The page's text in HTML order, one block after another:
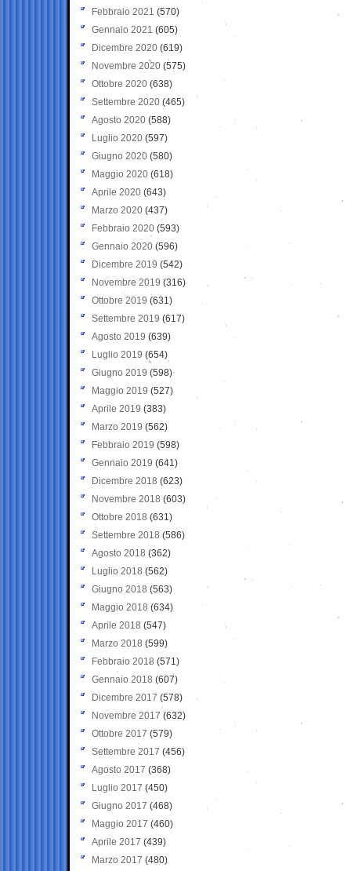
Febbraio 2021 (570)
Gennaio 2021 (605)
Dicembre 2020 (619)
Novembre 2020 (575)
Ottobre 2020 (638)
Settembre 2020(465)
Agosto 2020 (588)
Luglio 2020 (597)
Giugno 2020 (580)
Maggio 2020 (618)
Aprile 2020 (643)
Marzo 2020 (437)
Febbraio 2020 (593)
Gennaio 2020 (596)
Dicembre 2019 (542)
Novembre 2019 (316)
Ottobre 2019 (631)
Settembre 2019 (617)
Agosto 2019 (639)
Luglio 2019 (654)
Giugno 2019 (598)
Maggio 2019 (527)
Aprile 2019 (383)
Marzo 2019 (562)
Febbraio 2019 (598)
Gennaio 2019 (641)
Dicembre 2018 (623)
Novembre 2018 (603)
Ottobre 2018 (631)
Settembre 2018 (586)
Agosto 2018 (362)
Luglio 2018 (562)
Giugno 2018 (563)
Maggio 2018 (634)
Aprile 2018 (547)
Marzo 2018 (599)
Febbraio 2018 (571)
Gennaio 2018 (607)
Dicembre 2017 (578)
Novembre 2017 (632)
Ottobre 2017 (579)
Settembre 2017 (456)
Agosto 2017 (368)
Luglio 2017 (450)
Giugno 2017 (468)
Maggio 2017 (460)
Aprile 2017 (439)
Marzo 2017 (480)